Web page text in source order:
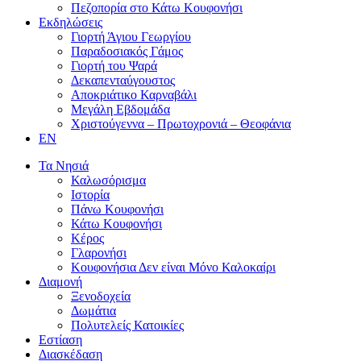
Πεζοπορία στο Κάτω Κουφονήσι
Εκδηλώσεις
Γιορτή Άγιου Γεωργίου
Παραδοσιακός Γάμος
Γιορτή του Ψαρά
Δεκαπενταύγουστος
Αποκριάτικο Καρναβάλι
Μεγάλη Εβδομάδα
Χριστούγεννα – Πρωτοχρονιά – Θεοφάνια
EN
Τα Νησιά
Καλωσόρισμα
Ιστορία
Πάνω Κουφονήσι
Κάτω Κουφονήσι
Κέρος
Γλαρονήσι
Κουφονήσια Δεν είναι Μόνο Καλοκαίρι
Διαμονή
Ξενοδοχεία
Δωμάτια
Πολυτελείς Κατοικίες
Εστίαση
Διασκέδαση